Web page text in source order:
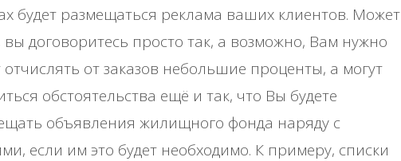
будет размещаться реклама ваших клиентов. Может
вы договоритесь просто так, а возможно, Вам нужно
отчислять от заказов небольшие проценты, а могут
обстоятельства ещё и так, что Вы будете
объявления жилищного фонда наряду с
если им это будет необходимо. К примеру, списки